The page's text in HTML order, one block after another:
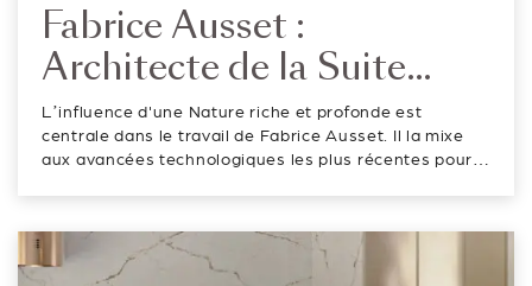
Fabrice Ausset :
Architecte de la Suite
Ephémère 2023
L’influence d'une Nature riche et profonde est
centrale dans le travail de Fabrice Ausset. Il la mixe
aux avancées technologiques les plus récentes pour
le fondateur de l’agence d�...